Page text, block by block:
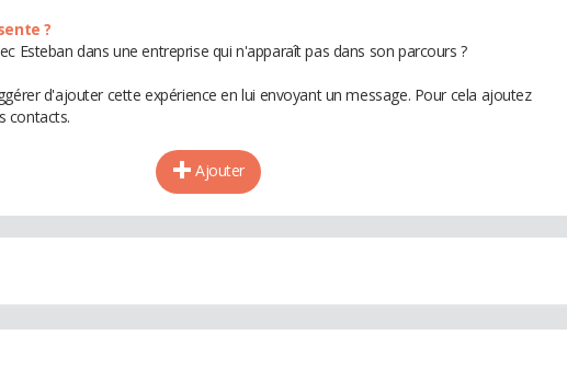
?
Esteban dans une entreprise qui n'apparaît pas dans son parcours ?
d'ajouter cette expérience en lui envoyant un message. Pour cela ajoutez
contacts.
Ajouter